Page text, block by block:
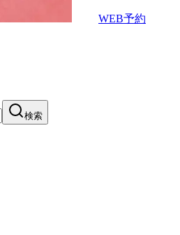
WEB予約
検索